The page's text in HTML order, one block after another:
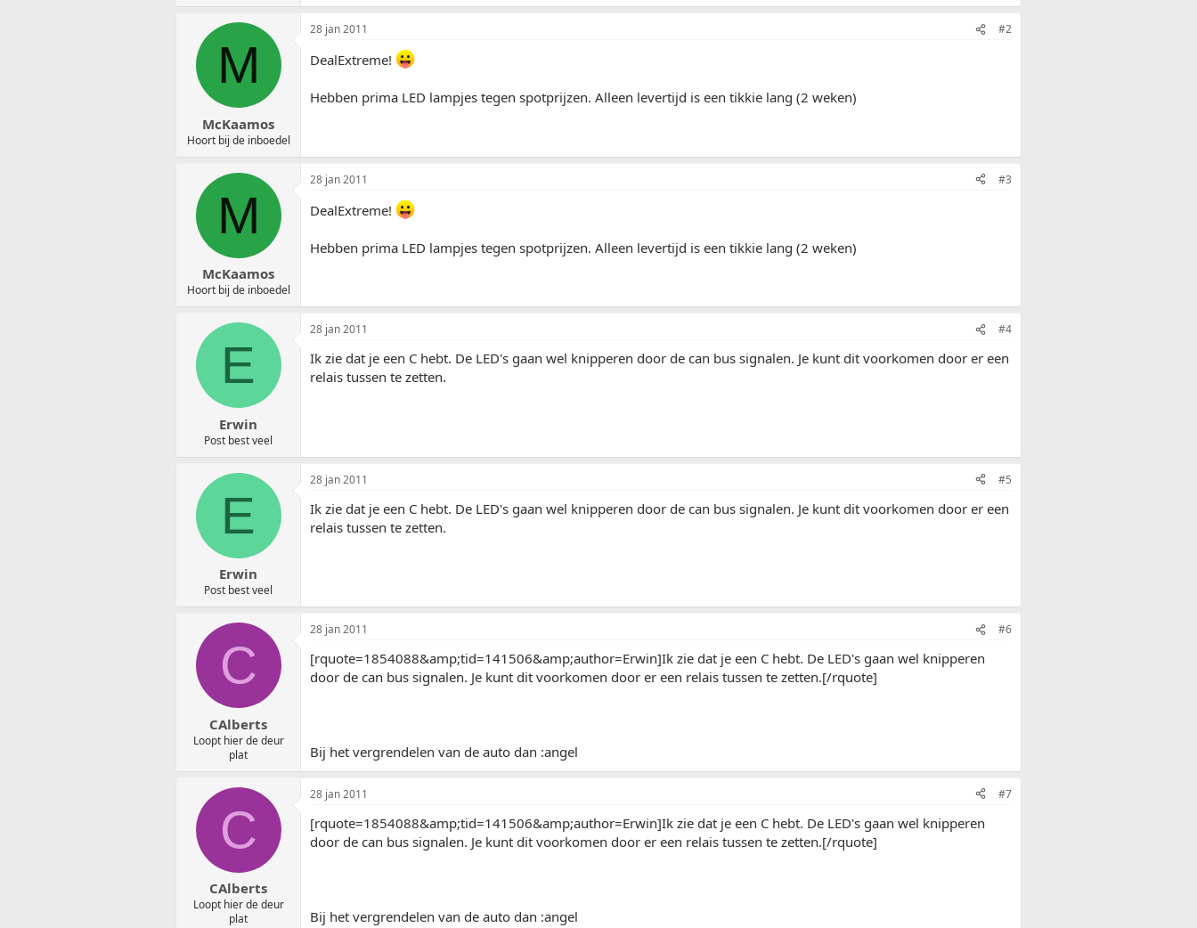
M
McKaamos
Hoort bij de inboedel
28 jan 2011 #2
DealExtreme!
Hebben prima LED lampjes tegen spotprijzen. Alleen levertijd is een tikkie lang (2 weken)
M
McKaamos
Hoort bij de inboedel
28 jan 2011 #3
DealExtreme!
Hebben prima LED lampjes tegen spotprijzen. Alleen levertijd is een tikkie lang (2 weken)
E
Erwin
Post best veel
28 jan 2011 #4
Ik zie dat je een C hebt. De LED's gaan wel knipperen door de can bus signalen. Je kunt dit voorkomen door er een
relais tussen te zetten.
E
Erwin
Post best veel
28 jan 2011 #5
Ik zie dat je een C hebt. De LED's gaan wel knipperen door de can bus signalen. Je kunt dit voorkomen door er een
relais tussen te zetten.
C
CAlberts
Loopt hier de deur
plat
28 jan 2011 #6
[rquote=1854088&amp;tid=141506&amp;author=Erwin]Ik zie dat je een C hebt. De LED's gaan wel knipperen
door de can bus signalen. Je kunt dit voorkomen door er een relais tussen te zetten.[/rquote]
Bij het vergrendelen van de auto dan :angel
C
CAlberts
Loopt hier de deur
plat
28 jan 2011 #7
[rquote=1854088&amp;tid=141506&amp;author=Erwin]Ik zie dat je een C hebt. De LED's gaan wel knipperen
door de can bus signalen. Je kunt dit voorkomen door er een relais tussen te zetten.[/rquote]
Bij het vergrendelen van de auto dan :angel